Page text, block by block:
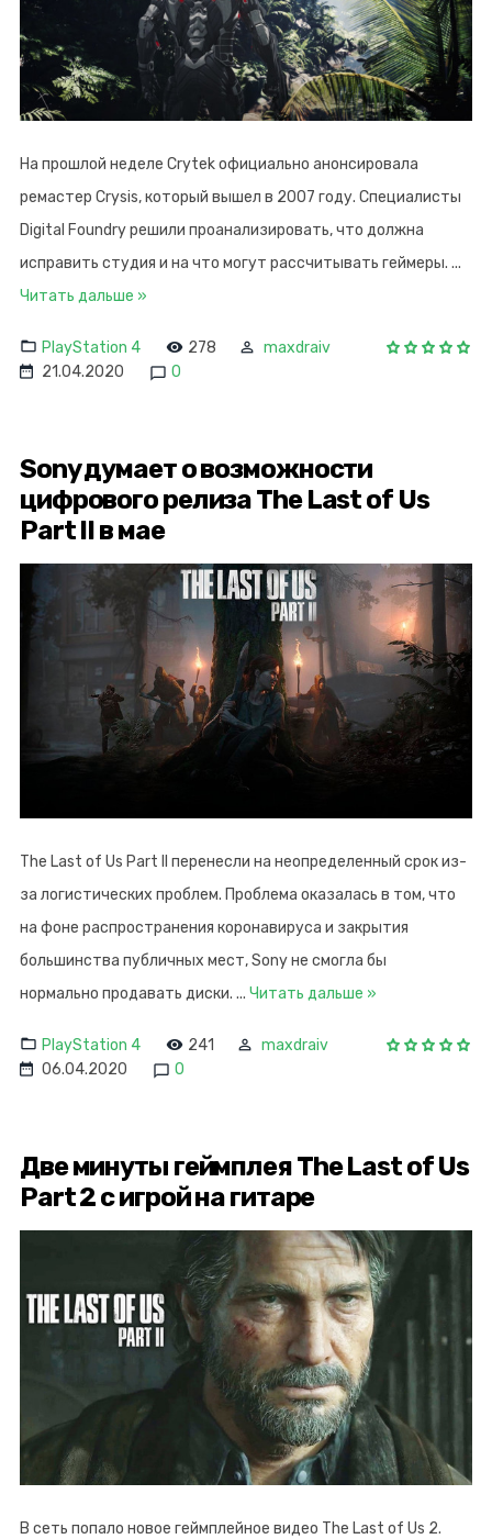
На прошлой неделе Crytek официально анонсировала
ремастер Crysis, который вышел в 2007 году. Специалисты
Digital Foundry решили проанализировать, что должна
исправить студия и на что могут рассчитывать геймеры. ...
Читать дальше »
PlayStation 4 278
maxdraiv
21.04.2020
0
Sony думает о возможности
цифрового релиза The Last of Us
Part II в мае
The Last of Us Part II перенесли на неопределенный срок из-
за логистических проблем. Проблема оказалась в том, что
на фоне распространения коронавируса и закрытия
большинства публичных мест, Sony не смогла бы
нормально продавать диски. ... Читать дальше »
PlayStation 4 241
maxdraiv
06.04.2020
0
Две минуты геймплея The Last of Us
Part 2 с игрой на гитаре
В сеть попало новое геймплейное видео The Last of Us 2.